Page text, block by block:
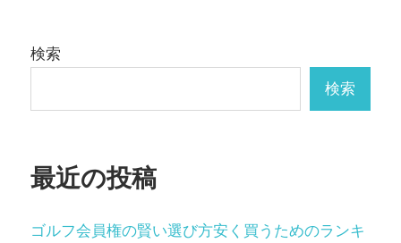
ー
ョ
検索
検索
最近の投稿
ゴルフ会員権の賢い選び方安く買うためのランキ